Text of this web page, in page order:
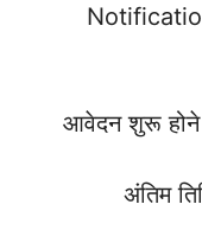
आवेदन शुरू होने
अंतिम